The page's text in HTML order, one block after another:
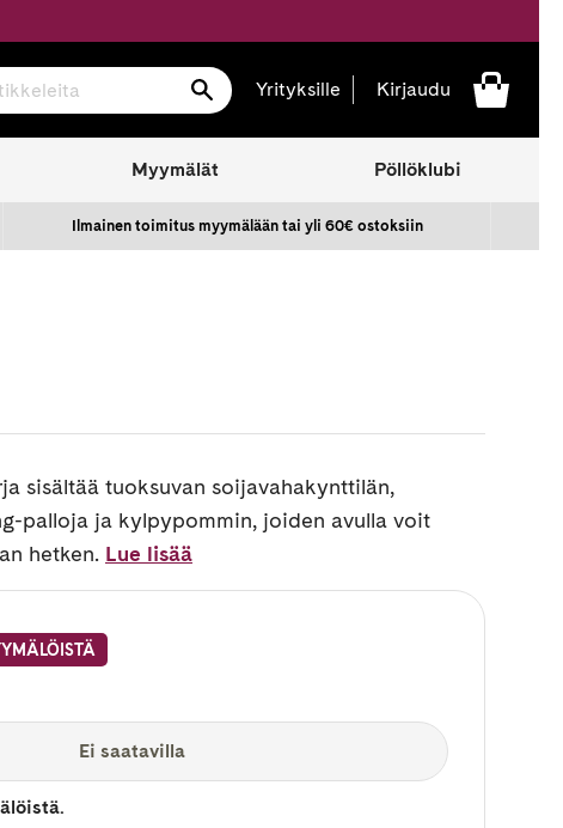
Hae Yrityksille Kirjaudu
Myymälät Pöllöklubi
Ilmainen toimitus myymälään tai yli 60€ ostoksiin
sisältää tuoksuvan soijavahakynttilän,
palloja ja kylpypommin, joiden avulla voit
hetken. Lue lisää
Ei saatavilla